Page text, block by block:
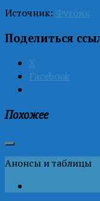
Источник: Футбик
Поделиться
X
Facebook
Похожее
Анонсы и таблицы